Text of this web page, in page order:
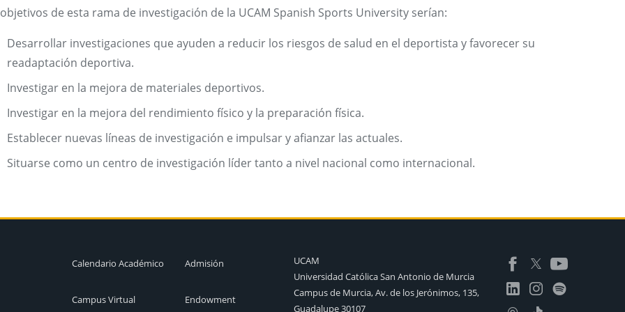
de esta rama de investigación de la UCAM Spanish Sports University serían:
Desarrollar investigaciones que ayuden a reducir los riesgos de salud en el deportista y favorecer su
readaptación deportiva.
Investigar en la mejora de materiales deportivos.
Investigar en la mejora del rendimiento físico y la preparación física.
Establecer nuevas líneas de investigación e impulsar y afianzar las actuales.
Situarse como un centro de investigación líder tanto a nivel nacional como internacional.
Calendario Académico
Campus Virtual
Admisión
Endowment
UCAM
Universidad Católica San Antonio de Murcia
Campus de Murcia, Av. de los Jerónimos, 135,
Guadalupe 30107